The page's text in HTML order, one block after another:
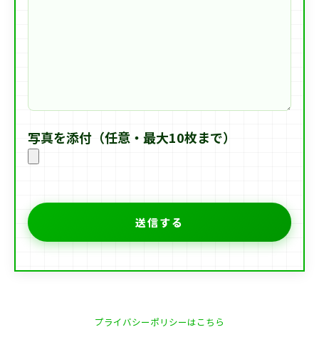
写真を添付（任意・最大10枚まで）
プライバシーポリシーはこちら